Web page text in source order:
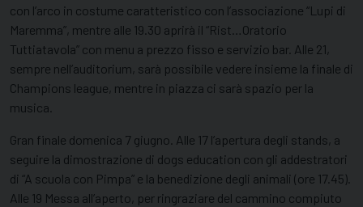
con l’arco in costume caratteristico con l’associazione “Lupi di
Maremma”, mentre alle 19.30 aprirà il “Rist…Oratorio
Tuttiatavola” con menu a prezzo fisso e servizio bar. Alle 21,
sempre nell’auditorium, sarà possibile vedere insieme la finale di
Champions league, mentre in piazza ci sarà spazio per la
musica.
Gran finale domenica 7 giugno. Alle 17 l’apertura degli stands, a
seguire la dimostrazione di dogs education con gli addestratori
di “A scuola con Pimpa” e la benedizione degli animali (ore 17.45).
Alle 19 Messa all’aperto, per ringraziare del cammino compiuto